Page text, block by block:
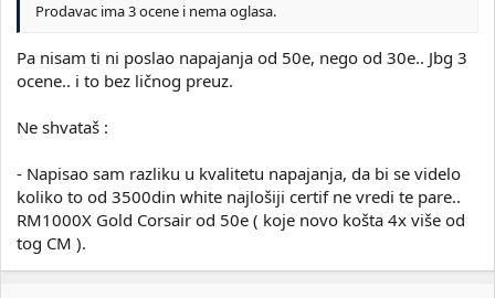
Prodavac ima 3 ocene i nema oglasa.
Pa nisam ti ni poslao napajanja od 50e, nego od 30e.. Jbg 3
ocene.. i to bez ličnog preuz.
Ne shvataš :
- Napisao sam razliku u kvalitetu napajanja, da bi se videlo
koliko to od 3500din white najlošiji certif ne vredi te pare..
RM1000X Gold Corsair od 50e ( koje novo košta 4x više od
tog CM ).